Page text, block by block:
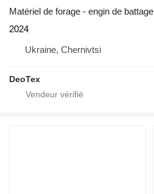
Matériel de forage - engin de battage
2024
Ukraine, Chernivtsi
DeoTex